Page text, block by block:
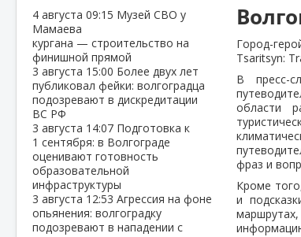
4 августа 09:15 Музей СВО у
Мамаева
кургана — строительство на
финишной прямой
3 августа 15:00 Более двух лет
публиковал фейки: волгоградца
подозревают в дискредитации
ВС РФ
3 августа 14:07 Подготовка к
1 сентября: в Волгограде
оценивают готовность
образовательной
инфраструктуры
3 августа 12:53 Агрессия на фоне
опьянения: волгоградку
подозревают в нападении с
Город-
Tsaritsyn:
В пресс-
области
фраз и
Кроме
и